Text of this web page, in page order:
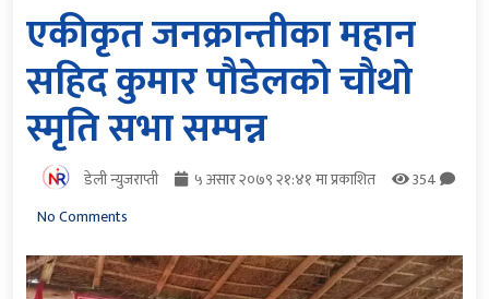
एकीकृत जनक्रान्तीका महान
सहिद कुमार पौडेलको चौथो
स्मृति सभा सम्पन्न
डेली न्युजराप्ती ५ असार २०७९ २१:४१ मा प्रकाशित
354
No Comments